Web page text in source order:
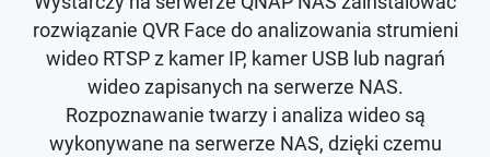
rozwiązanie QVR Face do analizowania strumieni
wideo RTSP z kamer IP, kamer USB lub nagrań
wideo zapisanych na serwerze NAS.
Rozpoznawanie twarzy i analiza wideo są
wykonywane na serwerze NAS, dzięki czemu